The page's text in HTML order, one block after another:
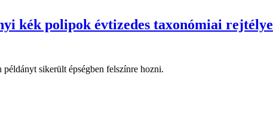
kék polipok évtizedes taxonómiai rejtélye
sikerült épségben felszínre hozni.